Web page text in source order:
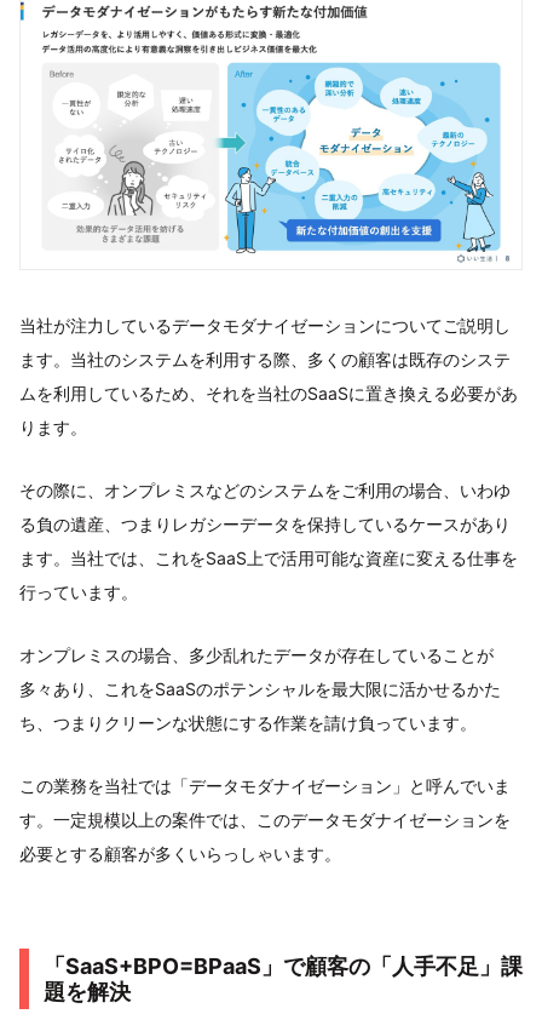
当社が注力しているデータモダナイゼーションについてご説明し
ます。当社のシステムを利用する際、多くの顧客は既存のシステ
ムを利用しているため、それを当社のSaaSに置き換える必要があ
ります。
その際に、オンプレミスなどのシステムをご利用の場合、いわゆ
る負の遺産、つまりレガシーデータを保持しているケースがあり
ます。当社では、これをSaaS上で活用可能な資産に変える仕事を
行っています。
オンプレミスの場合、多少乱れたデータが存在していることが
多々あり、これをSaaSのポテンシャルを最大限に活かせるかた
ち、つまりクリーンな状態にする作業を請け負っています。
この業務を当社では「データモダナイゼーション」と呼んでいま
す。一定規模以上の案件では、このデータモダナイゼーションを
必要とする顧客が多くいらっしゃいます。
「SaaS+BPO=BPaaS」で顧客の「人手不足」課
題を解決